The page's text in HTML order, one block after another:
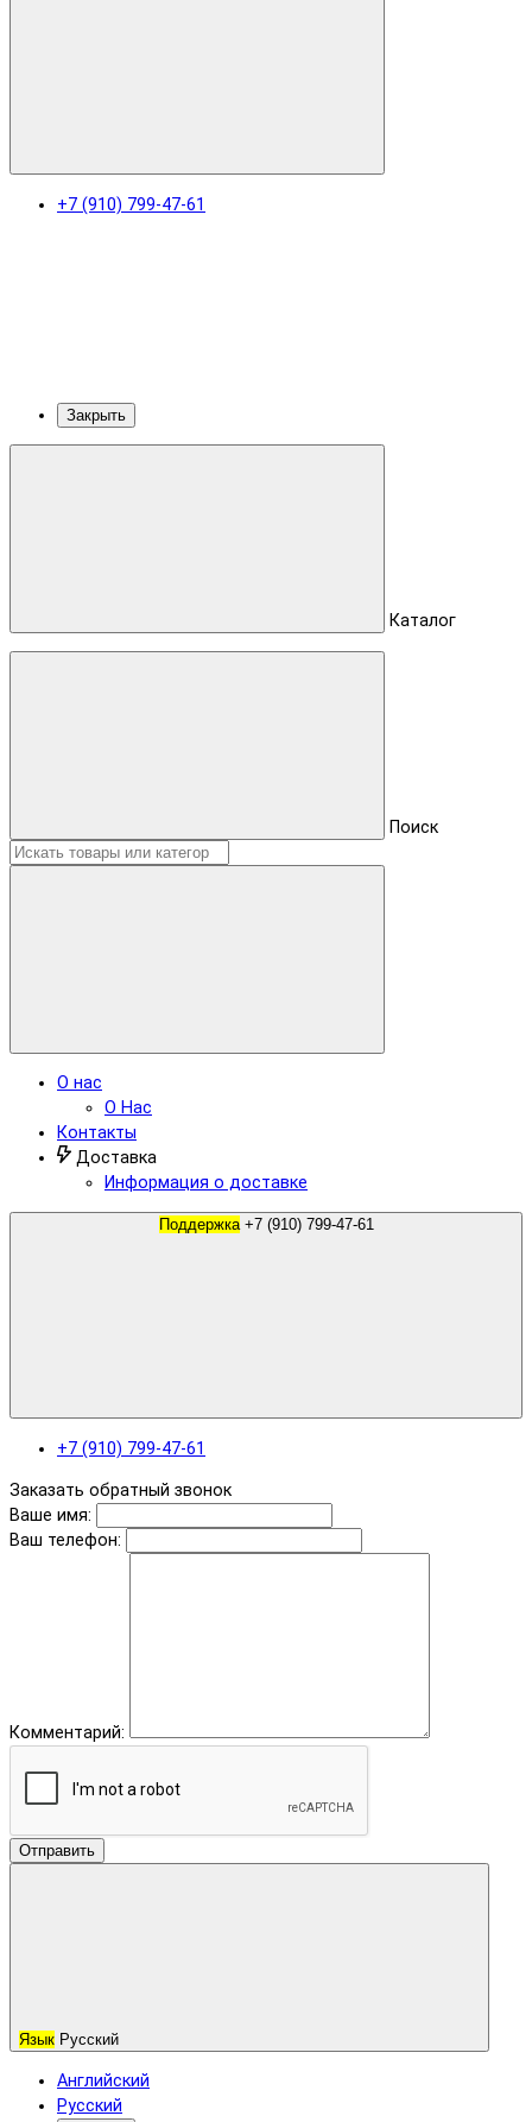
+7 (910) 799-47-61
Закрыть
Каталог
Поиск
О нас
О Нас
Контакты
Доставка
Информация о доставке
Поддержка +7 (910) 799-47-61
+7 (910) 799-47-61
Заказать обратный звонок
Ваше имя:
Ваш телефон:
Комментарий:
Отправить
Язык Русский
Английский
Русский